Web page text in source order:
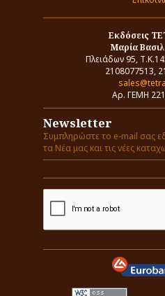
Εκδόσεις
Μαρία
Πλειάδων 95,
2108077513,
Αρ. ΓΕΜΗ
Newsletter
Συμπληρώστε το e-mail σας
τα Νέα μας και τις νέες